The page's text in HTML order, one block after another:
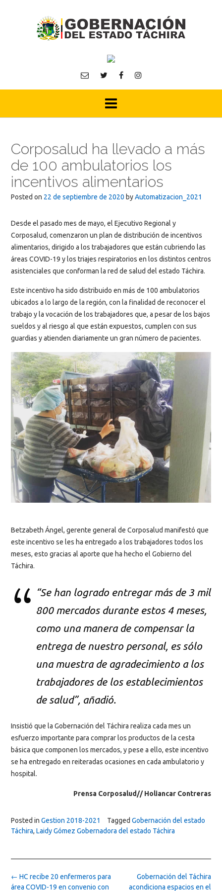
Corposalud ha llevado a más
de 100 ambulatorios los
incentivos alimentarios
Posted on 22 de septiembre de 2020 byAutomatizacion_2021
Desde el pasado mes de mayo, el Ejecutivo Regional y
Corposalud, comenzaron un plan de distribución de incentivos
alimentarios, dirigido a los trabajadores que están cubriendo las
áreas COVID-19 y los triajes respiratorios en los distintos centros
asistenciales que conforman la red de salud del estado Táchira.
Este incentivo ha sido distribuido en más de 100 ambulatorios
ubicados a lo largo de la región, con la finalidad de reconocer el
trabajo y la vocación de los trabajadores que, a pesar de los bajos
sueldos y al riesgo al que están expuestos, cumplen con sus
guardias y atienden diariamente un gran número de pacientes.
Betzabeth Ángel, gerente general de Corposalud manifestó que
este incentivo se les ha entregado a los trabajadores todos los
meses, esto gracias al aporte que ha hecho el Gobierno del
Táchira.
“Se han logrado entregar más de 3 mil
800 mercados durante estos 4 meses,
como una manera de compensar la
entrega de nuestro personal, es sólo
una muestra de agradecimiento a los
trabajadores de los establecimientos
de salud”, añadió.
Insistió que la Gobernación del Táchira realiza cada mes un
esfuerzo importante para comprar los productos de la cesta
básica que componen los mercados, y pese a ello, este incentivo
se ha entregado en reiteradas ocasiones en cada ambulatorio y
hospital.
Prensa Corposalud// Holiancar Contreras
Posted in Gestion 2018-2021 Tagged Gobernación del estado
Táchira, Laidy Gómez Gobernadora del estado Táchira
Post
navigation
Gobernación del Táchira
acondiciona espacios en el
← HC recibe 20 enfermeros para
área COVID-19 en convenio con